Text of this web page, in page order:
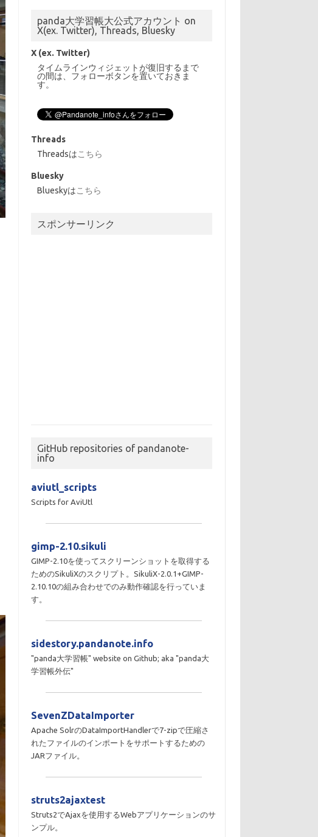
panda大学習帳大公式アカウント on
X(ex. Twitter), Threads, Bluesky
X (ex. Twitter)
タイムラインウィジェットが復旧するまで
の間は、フォローボタンを置いておきま
す。
Threads
Threadsはこちら
Bluesky
Blueskyはこちら
スポンサーリンク
GitHub repositories of pandanote-
info
aviutl_scripts
Scripts for AviUtl
gimp-2.10.sikuli
GIMP-2.10を使ってスクリーンショットを取得する
ためのSikuliXのスクリプト。SikuliX-2.0.1+GIMP-
2.10.10の組み合わせでのみ動作確認を行っていま
す。
sidestory.pandanote.info
"panda大学習帳" website on Github; aka "panda大
学習帳外伝"
SevenZDataImporter
Apache SolrのDataImportHandlerで7-zipで圧縮さ
れたファイルのインポートをサポートするための
JARファイル。
struts2ajaxtest
Struts2でAjaxを使用するWebアプリケーションのサ
ンプル。